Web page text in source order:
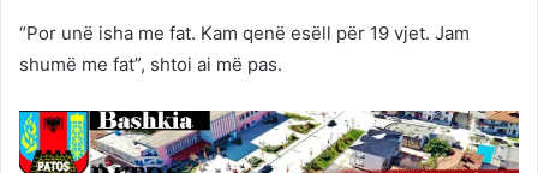
“Por unë isha me fat. Kam qenë esëll për 19 vjet. Jam
shumë me fat”, shtoi ai më pas.